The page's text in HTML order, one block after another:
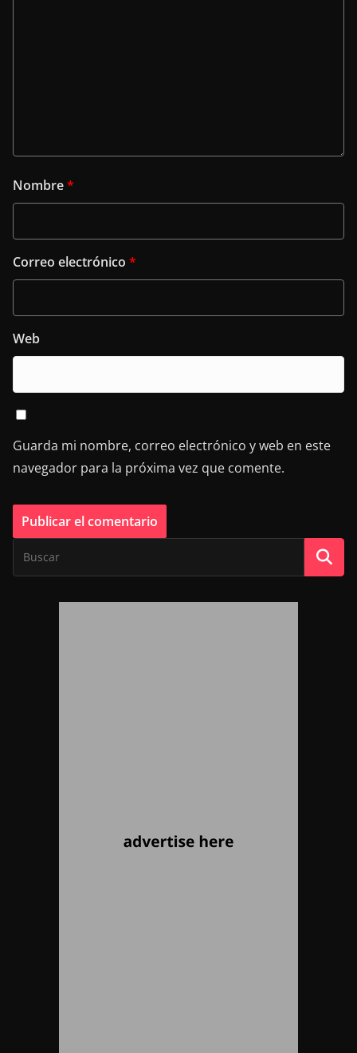
Nombre*
Correo electrónico *
Web
Guarda mi nombre, correo electrónico y web en este
navegador para la próxima vez que comente.